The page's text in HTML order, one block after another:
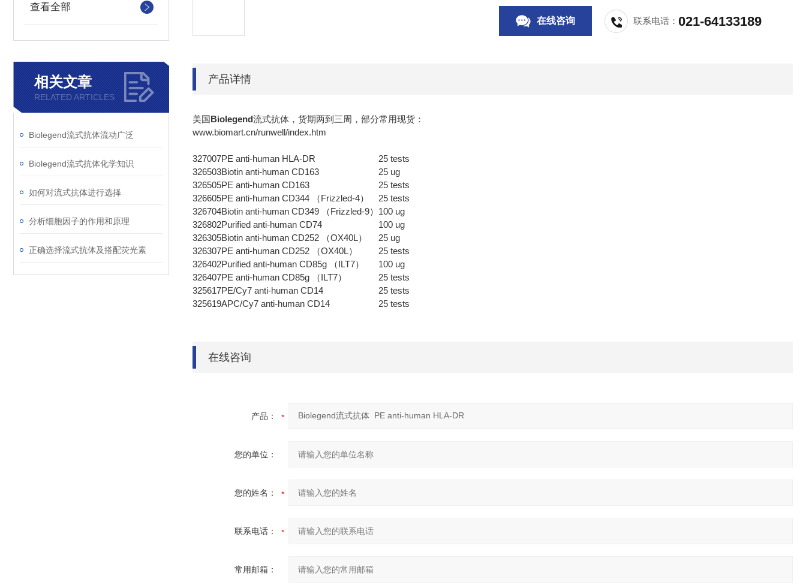
查看全部
相关文章
RELATED ARTICLES
Biolegend流式抗体流动广泛
Biolegend流式抗体化学知识
如何对流式抗体进行选择
分析细胞因子的作用和原理
正确选择流式抗体及搭配荧光素
在线咨询 联系电话：021-64133189
产品详情
美国Biolegend流式抗体，货期两到三周，部分常用现货：
www.biomart.cn/runwell/index.htm
327007PE anti-human HLA-DR
25 tests
326503Biotin anti-human CD163
25 ug
326505PE anti-human CD163
25 tests
326605PE anti-human CD344 （Frizzled-4）
25 tests
326704Biotin anti-human CD349 （Frizzled-9） 100 ug
326802Purified anti-human CD74
100 ug
326305Biotin anti-human CD252 （OX40L）
25 ug
326307PE anti-human CD252 （OX40L）
25 tests
326402Purified anti-human CD85g （ILT7）
100 ug
326407PE anti-human CD85g （ILT7）
25 tests
325617PE/Cy7 anti-human CD14
25 tests
325619APC/Cy7 anti-human CD14 25 tests
在线咨询
产品：
您的单位：
您的姓名：
联系电话：
常用邮箱：